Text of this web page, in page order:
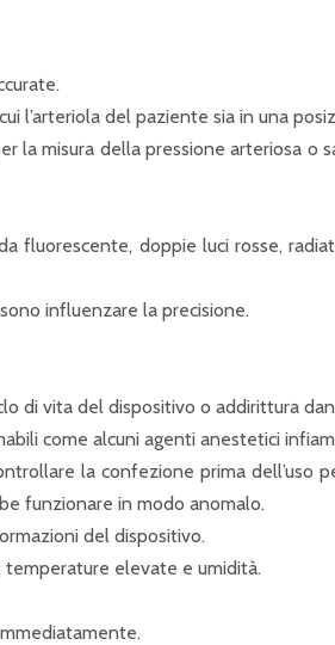
l’arteriola del paziente sia in una
misura della pressione arteriosa o
fluorescente, doppie luci rosse,
influenzare la precisione.
di vita del dispositivo o addirittura
come alcuni agenti anestetici
la confezione prima dell’uso
funzionare in modo anomalo.
del dispositivo.
temperature elevate e umidità.